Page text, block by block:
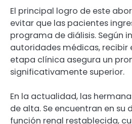
El principal logro de este
evitar que las pacientes
programa de diálisis. Según
autoridades médicas, recibir
etapa clínica asegura un
significativamente superior.
En la actualidad, las
de alta. Se encuentran en su
función renal restablecida,